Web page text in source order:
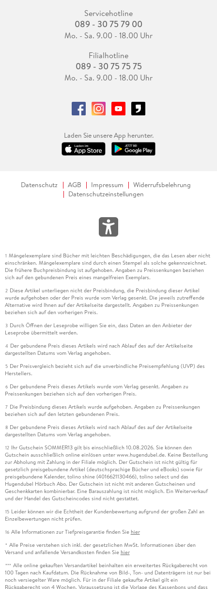
Servicehotline
089 - 30 75 79 00
Mo. - Sa. 9.00 - 18.00 Uhr
Filialhotline
089 - 30 75 75 75
Mo. - Sa. 9.00 - 18.00 Uhr
Laden Sie unsere App herunter.
Datenschutz AGB Impressum
Widerrufsbelehrung
Datenschutzeinstellungen
1 Mängelexemplare sind Bücher mit leichten Beschädigungen, die das Lesen aber nicht
einschränken. Mängelexemplare sind durch einen Stempel als solche gekennzeichnet.
Die frühere Buchpreisbindung ist aufgehoben. Angaben zu Preissenkungen beziehen
sich auf den gebundenen Preis eines mangelfreien Exemplars.
2 Diese Artikel unterliegen nicht der Preisbindung, die Preisbindung dieser Artikel
wurde aufgehoben oder der Preis wurde vom Verlag gesenkt. Die jeweils zutreffende
Alternative wird Ihnen auf der Artikelseite dargestellt. Angaben zu Preissenkungen
beziehen sich auf den vorherigen Preis.
3 Durch Öffnen der Leseprobe willigen Sie ein, dass Daten an den Anbieter der
Leseprobe übermittelt werden.
4 Der gebundene Preis dieses Artikels wird nach Ablauf des auf der Artikelseite
dargestellten Datums vom Verlag angehoben.
5 Der Preisvergleich bezieht sich auf die unverbindliche Preisempfehlung (UVP) des
Herstellers.
6 Der gebundene Preis dieses Artikels wurde vom Verlag gesenkt. Angaben zu
Preissenkungen beziehen sich auf den vorherigen Preis.
7 Die Preisbindung dieses Artikels wurde aufgehoben. Angaben zu Preissenkungen
beziehen sich auf den letzten gebundenen Preis.
8 Der gebundene Preis dieses Artikels wird nach Ablauf des auf der Artikelseite
dargestellten Datums vom Verlag angehoben.
12 Ihr Gutschein SOMMER13 gilt bis einschließlich 10.08.2026. Sie können den
Gutschein ausschließlich online einlösen unter www.hugendubel.de. Keine Bestellung
zur Abholung mit Zahlung in der Filiale möglich. Der Gutschein ist nicht gültig für
gesetzlich preisgebundene Artikel (deutschsprachige Bücher und eBooks) sowie für
preisgebundene Kalender, tolino shine (4016621130466), tolino select und das
Hugendubel Hörbuch Abo. Der Gutschein ist nicht mit anderen Gutscheinen und
Geschenkkarten kombinierbar. Eine Barauszahlung ist nicht möglich. Ein Weiterverkauf
und der Handel des Gutscheincodes sind nicht gestattet.
15 Leider können wir die Echtheit der Kundenbewertung aufgrund der großen Zahl an
Einzelbewertungen nicht prüfen.
16 Alle Informationen zur Tiefpreisgarantie finden Sie hier
* Alle Preise verstehen sich inkl. der gesetzlichen MwSt. Informationen über den
Versand und anfallende Versandkosten finden Sie hier
*** Alle online gekauften Versandartikel beinhalten ein erweitertes Rückgaberecht von
100 Tagen nach Kaufdatum. Die Rücknahme von Bild-, Ton- und Datenträgern ist nur bei
noch versiegelter Ware möglich. Für in der Filiale gekaufte Artikel gilt ein
Rückgaberecht von 4 Wochen. Voraussetzung ist die Vorlage des Kassenbons und dass